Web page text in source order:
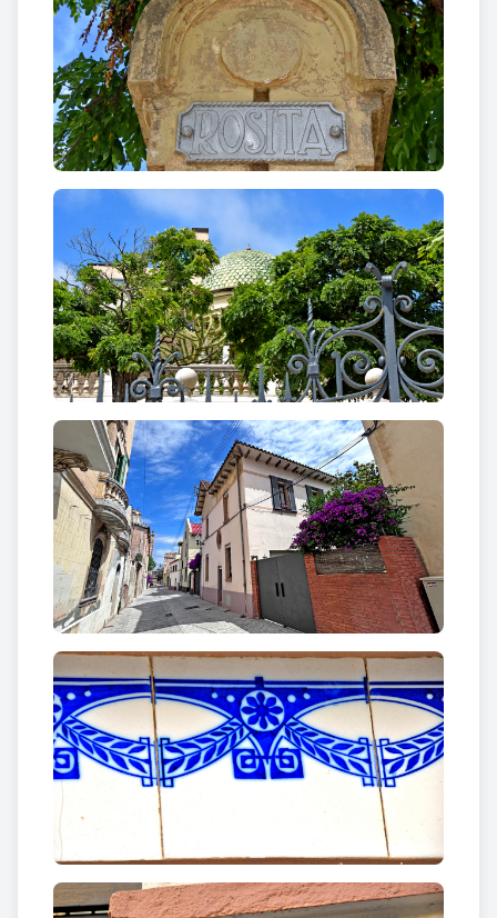
Cal Nes
Al carrer també destaca un antic casal de datació
anterior que conserva el regust de masia del segle
XVIII. en un pilar d'una finestra lateral geminada
apareix esculpida la data de 1670 al damunt de
Salvador dels Humans- i la referència al propietari.